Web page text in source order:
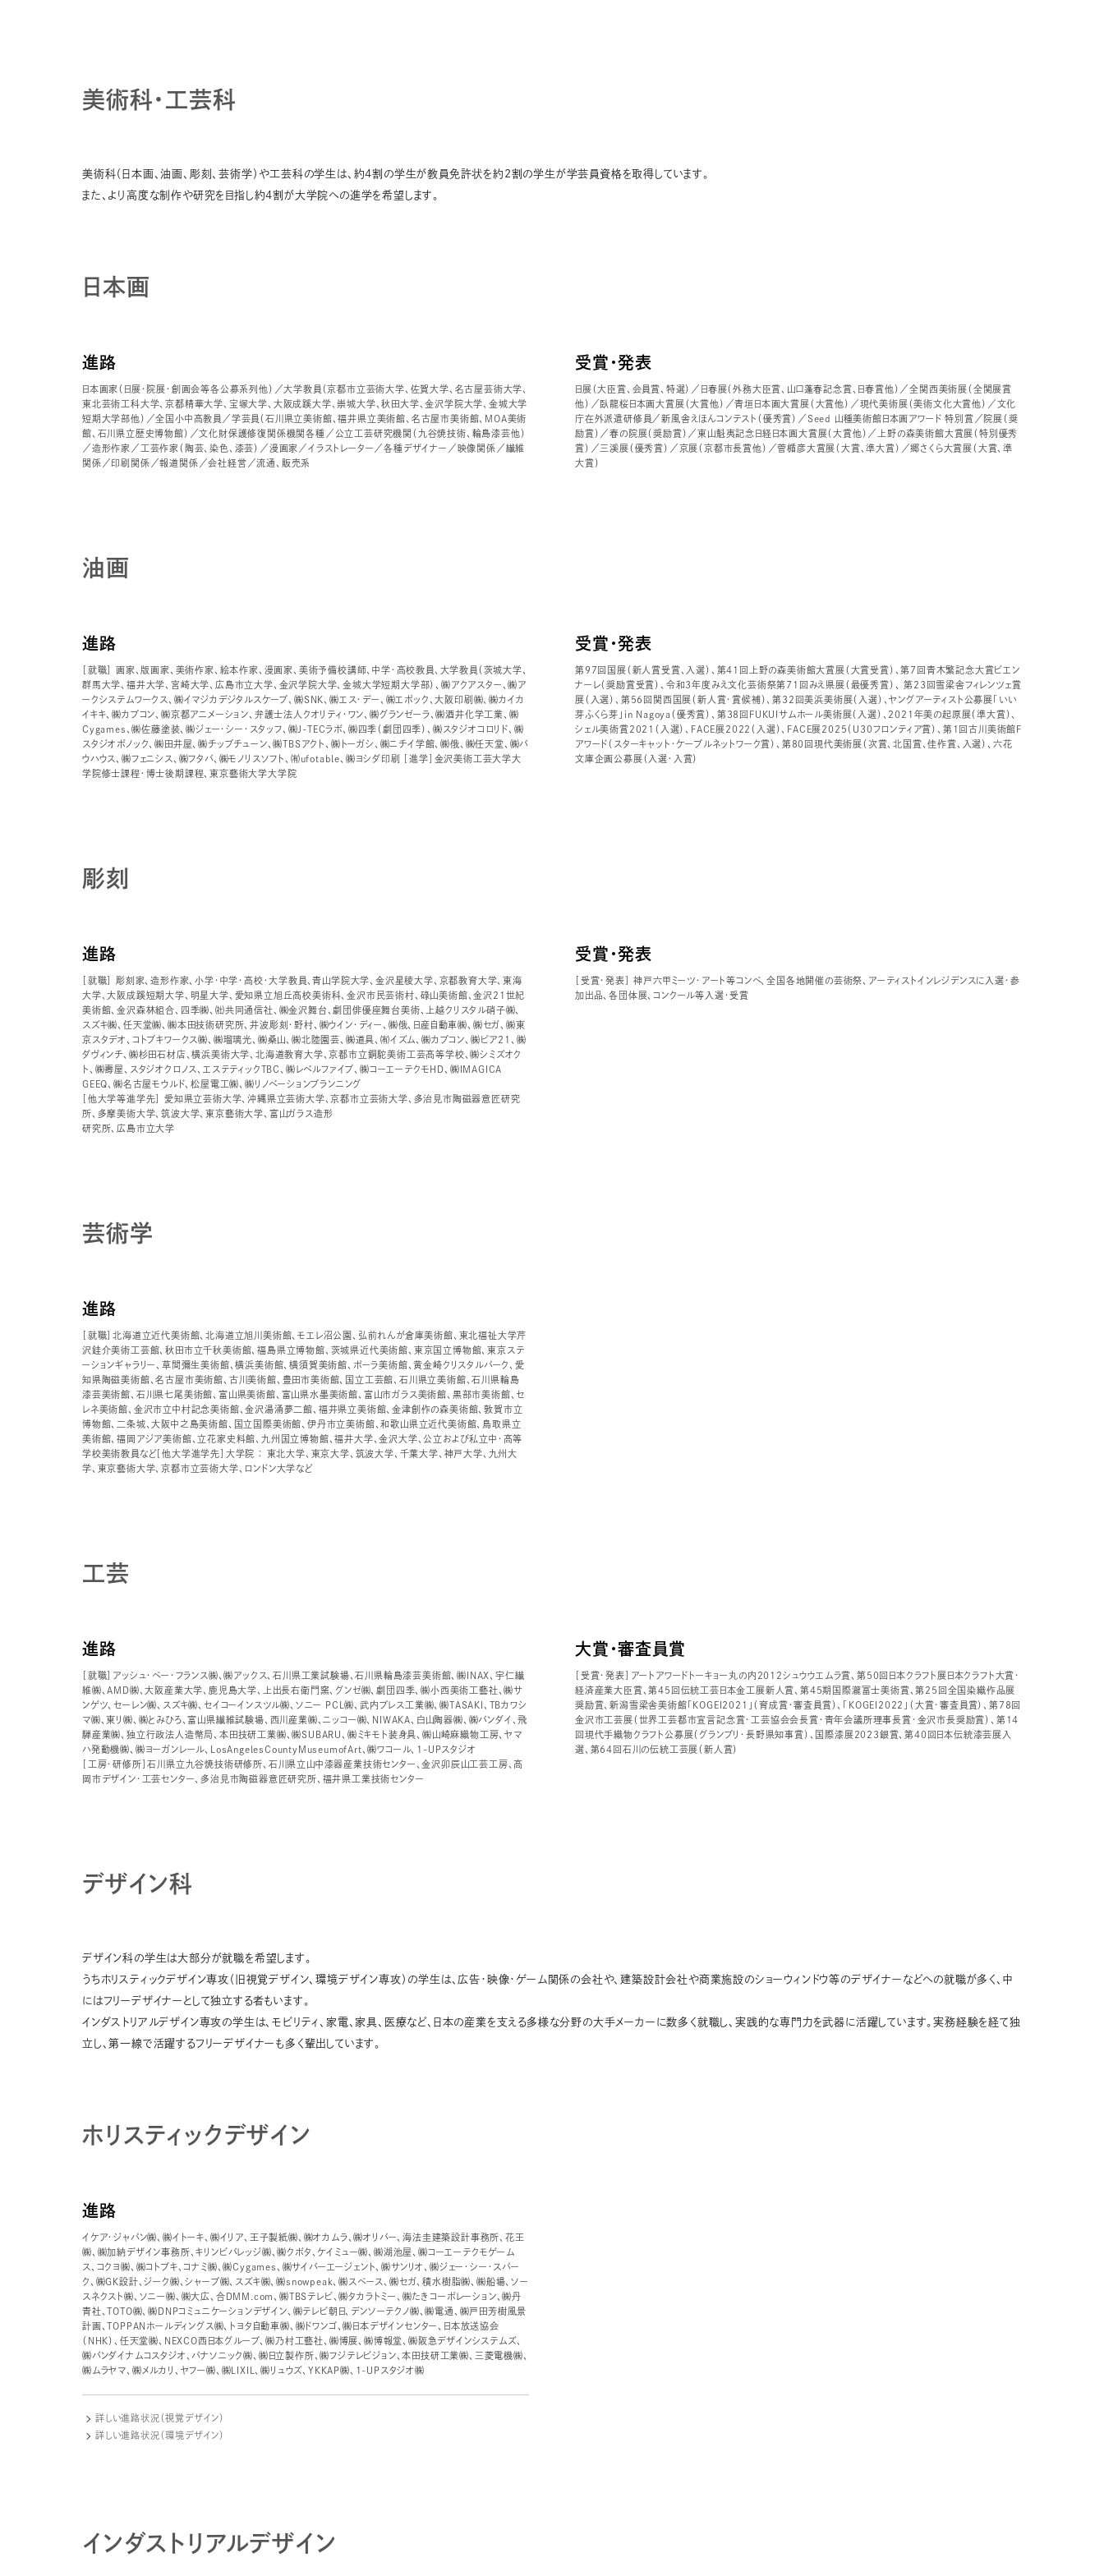
美術科・工芸科
美術科（日本画、油画、彫刻、芸術学）や工芸科の学生は、約4割の学生が教員免許状を約2割の学生が学芸員資格を取得しています。
また、より高度な制作や研究を目指し約4割が大学院への進学を希望します。
日本画
進路
日本画家（日展・院展・創画会等各公募系列他）／大学教員（京都市立芸術大学、佐賀大学、名古屋芸術大学、
東北芸術工科大学、京都精華大学、宝塚大学、大阪成蹊大学、崇城大学、秋田大学、金沢学院大学、金城大学
短期大学部他）／全国小中高教員／学芸員（石川県立美術館、福井県立美術館、名古屋市美術館、MOA美術
館、石川県立歴史博物館）／文化財保護修復関係機関各種／公立工芸研究機関（九谷焼技術、輪島漆芸他）
／造形作家／工芸作家（陶芸、染色、漆芸）／漫画家／イラストレーター／各種デザイナー／映像関係／繊維
関係／印刷関係／報道関係／会社経営／流通、販売系
受賞・発表
日展（大臣賞、会員賞、特選）／日春展（外務大臣賞、山口蓬春記念賞、日春賞他）／全関西美術展（全関展賞
他）／臥龍桜日本画大賞展（大賞他）／青垣日本画大賞展（大賞他）／現代美術展（美術文化大賞他）／文化
庁在外派遣研修員／新風舎えほんコンテスト（優秀賞）／Seed 山種美術館日本画アワード 特別賞／院展（奨
励賞）／春の院展（奨励賞）／東山魁夷記念日経日本画大賞展（大賞他）／上野の森美術館大賞展（特別優秀
賞）／三溪展（優秀賞）／京展（京都市長賞他）／菅楯彦大賞展（大賞、準大賞）／郷さくら大賞展（大賞、準
大賞）
油画
進路
［就職］ 画家、版画家、美術作家、絵本作家、漫画家、美術予備校講師、中学・高校教員、大学教員（茨城大学、
群馬大学、福井大学、宮崎大学、広島市立大学、金沢学院大学、金城大学短期大学部）、㈱アクアスター、㈱ア
ークシステムワークス、㈱イマジカデジタルスケープ、㈱SNK、㈱エス・デー、㈱エポック、大阪印刷㈱、㈱カイカ
イキキ、㈱カプコン、㈱京都アニメーション、弁護士法人クオリティ・ワン、㈱グランゼーラ、㈱酒井化学工業、㈱
Cygames、㈱佐藤塗装、㈱ジェー・シー・スタッフ、㈱J-TECラボ、㈱四季（劇団四季）、㈱スタジオコロリド、㈱
スタジオポノック、㈱田井屋、㈱チップチューン、㈱TBSアクト、㈱トーガシ、㈱ニチイ学館、㈱俄、㈱任天堂、㈱バ
ウハウス、㈱フェニシス、㈱フタバ、㈱モノリスソフト、㈲ufotable、㈱ヨシダ印刷 ［進学］金沢美術工芸大学大
学院修士課程・博士後期課程、東京藝術大学大学院
受賞・発表
第97回国展（新人賞受賞、入選）、第41回上野の森美術館大賞展（大賞受賞）、第7回青木繁記念大賞ビエン
ナーレ（奨励賞受賞）、令和3年度みえ文化芸術祭第71回みえ県展（最優秀賞）、 第23回雪梁舎フィレンツェ賞
展（入選）、第56回関西国展（新人賞・賞候補）、第32回美浜美術展（入選）、ヤングアーティスト公募展「いい
芽ふくら芽」in Nagoya（優秀賞）、第38回FUKUIサムホール美術展（入選）、2021年美の起原展（準大賞）、
シェル美術賞2021（入選）、FACE展2022（入選）、FACE展2025（U30フロンティア賞）、第1回古川美術館F
アワード（スターキャット・ケーブルネットワーク賞）、第80回現代美術展（次賞、北国賞、佳作賞、入選）、六花
文庫企画公募展（入選・入賞）
彫刻
進路
［就職］ 彫刻家、造形作家、小学・中学・高校・大学教員、青山学院大学、金沢星稜大学、京都教育大学、東海
大学、大阪成蹊短期大学、明星大学、愛知県立旭丘高校美術科、金沢市民芸術村、碌山美術館、金沢21世紀
美術館、金沢森林組合、四季㈱、㈳共同通信社、㈱金沢舞台、劇団俳優座舞台美術、上越クリスタル硝子㈱、
スズキ㈱、任天堂㈱、㈱本田技術研究所、井波彫刻・野村、㈱ウイン・ディー、㈱俄、日産自動車㈱、㈱セガ、㈱東
京スタデオ、コトブキワークス㈱、㈱瑠璃光、㈱桑山、㈱北陸園芸、㈱道具、㈲イズム、㈱カプコン、㈱ピア21、㈱
ダヴィンチ、㈱杉田石材店、横浜美術大学、北海道教育大学、京都市立銅駝美術工芸高等学校、㈱シミズオク
ト、㈱壽屋、スタジオクロノス、エステティックTBC、㈱レベルファイブ、㈱コーエーテクモHD、㈱IMAGICA
GEEQ、㈱名古屋モウルド、松屋電工㈱、㈱リノベーションプランニング
［他大学等進学先］ 愛知県立芸術大学、沖縄県立芸術大学、京都市立芸術大学、多治見市陶磁器意匠研究
所、多摩美術大学、筑波大学、東京藝術大学、富山ガラス造形
研究所、広島市立大学
受賞・発表
［受賞・発表］ 神戸六甲ミーツ・アート等コンペ、全国各地開催の芸術祭、アーティストインレジデンスに入選・参
加出品、各団体展、コンクール等入選・受賞
芸術学
進路
［就職］北海道立近代美術館、北海道立旭川美術館、モエレ沼公園、弘前れんが倉庫美術館、東北福祉大学芹
沢銈介美術工芸館、秋田市立千秋美術館、福島県立博物館、茨城県近代美術館、東京国立博物館、東京ステ
ーションギャラリー、草間彌生美術館、横浜美術館、横須賀美術館、ポーラ美術館、黄金崎クリスタルパーク、愛
知県陶磁美術館、名古屋市美術館、古川美術館、豊田市美術館、国立工芸館、石川県立美術館、石川県輪島
漆芸美術館、石川県七尾美術館、富山県美術館、富山県水墨美術館、富山市ガラス美術館、黒部市美術館、セ
レネ美術館、金沢市立中村記念美術館、金沢湯涌夢二館、福井県立美術館、金津創作の森美術館、敦賀市立
博物館、二条城、大阪中之島美術館、国立国際美術館、伊丹市立美術館、和歌山県立近代美術館、鳥取県立
美術館、福岡アジア美術館、立花家史料館、九州国立博物館、福井大学、金沢大学、公立および私立中・高等
学校美術教員など［他大学進学先］大学院 ： 東北大学、東京大学、筑波大学、千葉大学、神戸大学、九州大
学、東京藝術大学、京都市立芸術大学、ロンドン大学など
工芸
進路
［就職］アッシュ・ペー・フランス㈱、㈱アックス、石川県工業試験場、石川県輪島漆芸美術館、㈱INAX、宇仁繊
維㈱、AMD㈱、大阪産業大学、鹿児島大学、上出長右衛門窯、グンゼ㈱、劇団四季、㈱小西美術工藝社、㈱サ
ンゲツ、セーレン㈱、スズキ㈱、セイコーインスツル㈱、ソニー PCL㈱、武内プレス工業㈱、㈱TASAKI、TBカワシ
マ㈱、東リ㈱、㈱とみひろ、富山県繊維試験場、西川産業㈱、ニッコー㈱、NIWAKA、白山陶器㈱、㈱バンダイ、飛
騨産業㈱、独立行政法人造幣局、本田技研工業㈱、㈱SUBARU、㈱ミキモト装身具、㈱山崎麻織物工房、ヤマ
ハ発動機㈱、㈱ヨーガンレール、LosAngelesCountyMuseumofArt、㈱ワコール、1-UPスタジオ
［工房・研修所］石川県立九谷焼技術研修所、石川県立山中漆器産業技術センター、金沢卯辰山工芸工房、高
岡市デザイン・工芸センター、多治見市陶磁器意匠研究所、福井県工業技術センター
大賞・審査員賞
［受賞・発表］アートアワードトーキョー丸の内2012シュウウエムラ賞、第50回日本クラフト展日本クラフト大賞・
経済産業大臣賞、第45回伝統工芸日本金工展新人賞、第45期国際瀧冨士美術賞、第25回全国染織作品展
奨励賞、新潟雪梁舎美術館「KOGEI2021」（育成賞・審査員賞）、「KOGEI2022」（大賞・審査員賞）、第78回
金沢市工芸展（世界工芸都市宣言記念賞・工芸協会会長賞・青年会議所理事長賞・金沢市長奨励賞）、第14
回現代手織物クラフト公募展（グランプリ・長野県知事賞）、国際漆展2023銀賞、第40回日本伝統漆芸展入
選、第64回石川の伝統工芸展（新人賞）
デザイン科
デザイン科の学生は大部分が就職を希望します。
うちホリスティックデザイン専攻（旧視覚デザイン、環境デザイン専攻）の学生は、広告・映像・ゲーム関係の会社や、建築設計会社や商業施設のショーウィンドウ等のデザイナーなどへの就職が多く、中
にはフリーデザイナーとして独立する者もいます。
インダストリアルデザイン専攻の学生は、モビリティ、家電、家具、医療など、日本の産業を支える多様な分野の大手メーカーに数多く就職し、実践的な専門力を武器に活躍しています。実務経験を経て独
立し、第一線で活躍するフリーデザイナーも多く輩出しています。
ホリスティックデザイン
進路
イケア・ジャパン㈱、㈱イトーキ、㈱イリア、王子製紙㈱、㈱オカムラ、㈱オリバー、海法圭建築設計事務所、花王
㈱、㈱加納デザイン事務所、キリンビバレッジ㈱、㈱クボタ、ケイミュー㈱、㈱湖池屋、㈱コーエーテクモゲーム
ス、コクヨ㈱、㈱コトブキ、コナミ㈱、㈱Cygames、㈱サイバーエージェント、㈱サンリオ、㈱ジェー・シー・スパー
ク、㈱GK設計、ジーク㈱、シャープ㈱、スズキ㈱、㈱snowpeak、㈱スペース、㈱セガ、積水樹脂㈱、㈱船場、ソー
スネクスト㈱、ソニー㈱、㈱大広、合DMM.com、㈱TBSテレビ、㈱タカラトミー、㈱たきコーポレーション、㈱丹
青社、TOTO㈱、㈱DNPコミュニケーションデザイン、㈱テレビ朝日、デンソーテクノ㈱、㈱電通、㈱戸田芳樹風景
計画、TOPPANホールディングス㈱、トヨタ自動車㈱、㈱ドワンゴ、㈱日本デザインセンター、日本放送協会
（NHK）、任天堂㈱、NEXCO西日本グループ、㈱乃村工藝社、㈱博展、㈱博報堂、㈱阪急デザインシステムズ、
㈱バンダイナムコスタジオ、パナソニック㈱、㈱日立製作所、㈱フジテレビジョン、本田技研工業㈱、三菱電機㈱、
㈱ムラヤマ、㈱メルカリ、ヤフー㈱、㈱LIXIL、㈱リュウズ、YKKAP㈱、1-UPスタジオ㈱
詳しい進路状況（視覚デザイン）
詳しい進路状況（環境デザイン）
インダストリアルデザイン